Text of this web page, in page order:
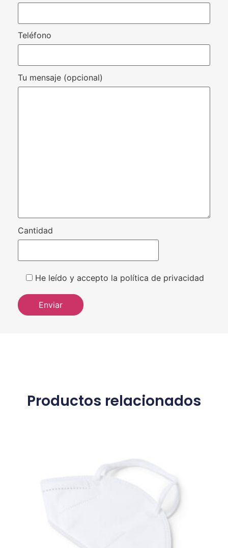
Teléfono
Tu mensaje (opcional)
Cantidad
He leído y accepto la política de privacidad
Productos relacionados